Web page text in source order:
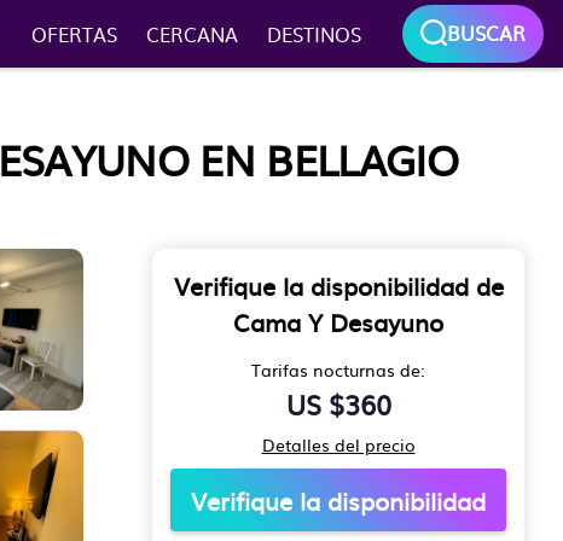
OFERTAS CERCANA DESTINOS BUSCAR
EN BELLAGIO
Verifique la disponibilidad de
Cama Y Desayuno
Tarifas nocturnas de:
US $360
Detalles del precio
Verifique la disponibilidad